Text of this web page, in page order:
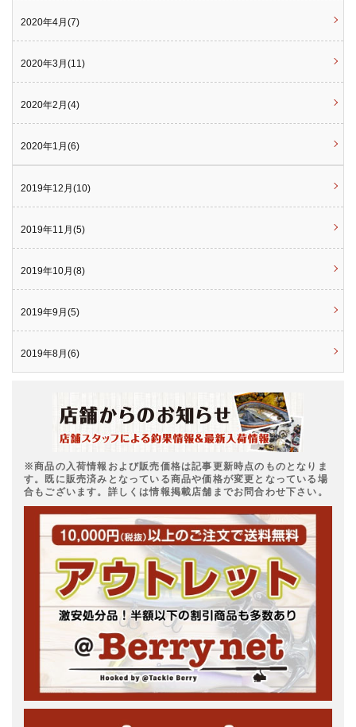
2020年4月(7)
2020年3月(11)
2020年2月(4)
2020年1月(6)
2019年12月(10)
2019年11月(5)
2019年10月(8)
2019年9月(5)
2019年8月(6)
※商品の入荷情報および販売価格は記事更新時点のものとなりま
す。既に販売済みとなっている商品や価格が変更となっている場
合もございます。詳しくは情報掲載店舗までお問合わせ下さい。